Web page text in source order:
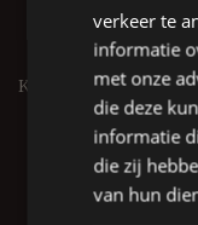
Wat maakt Forest
Werkwijze Forest
Keukens
Landelijke keuken
Nostalgische
Design keuken
Industriële keuken
verkeer te
informatie
met onze
die deze
informatie
die zij
van hun